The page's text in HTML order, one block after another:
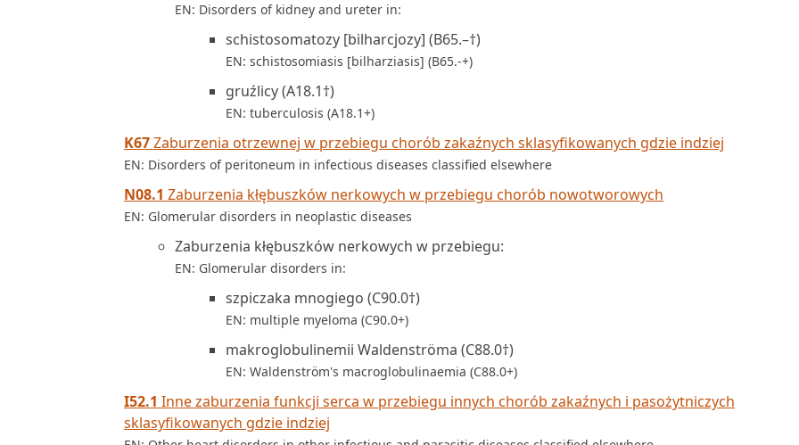
EN: Disorders of kidney and ureter in:
schistosomatozy [bilharcjozy] (B65.–†)
EN: schistosomiasis [bilharziasis] (B65.-+)
gruźlicy (A18.1†)
EN: tuberculosis (A18.1+)
K67Zaburzenia otrzewnej w przebiegu chorób zakaźnych sklasyfikowanych gdzie indziej
EN: Disorders of peritoneum in infectious diseases classified elsewhere
N08.1 Zaburzenia kłębuszków nerkowych w przebiegu chorób nowotworowych
EN: Glomerular disorders in neoplastic diseases
Zaburzenia kłębuszków nerkowych w przebiegu:
EN: Glomerular disorders in:
szpiczaka mnogiego (C90.0†)
EN: multiple myeloma (C90.0+)
makroglobulinemii Waldenströma (C88.0†)
EN: Waldenström's macroglobulinaemia (C88.0+)
I52.1 Inne zaburzenia funkcji serca w przebiegu innych chorób zakaźnych i pasożytniczych
sklasyfikowanych gdzie indziej